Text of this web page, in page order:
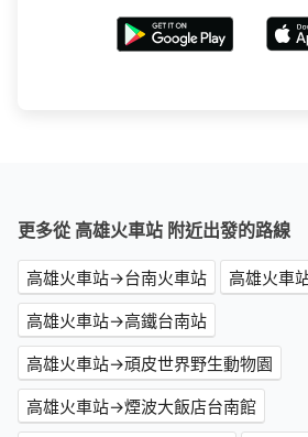
更多從 高雄火車站 附近出發的路線
高雄火車站→台南火車站
高雄火車
高雄火車站→高鐵台南站
高雄火車站→頑皮世界野生動物園
高雄火車站→煙波大飯店台南館